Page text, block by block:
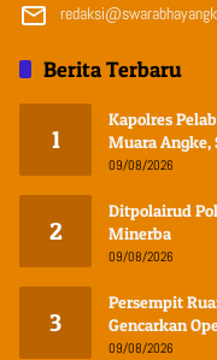
Berita Terbaru
1
Kapolres
Muara Angke,
On The Spot
09/08/2026
2
Ditpolairud
Minerba
09/08/2026
3
Persempit
Gencarkan
09/08/2026